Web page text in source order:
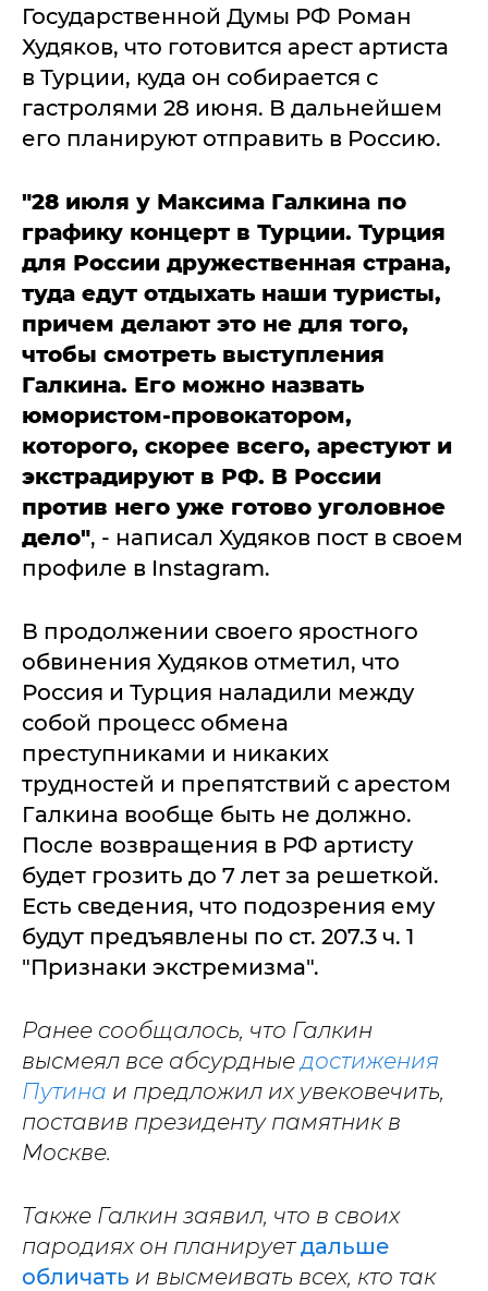
Государственной Думы РФ Роман
Худяков, что готовится арест артиста
в Турции, куда он собирается с
гастролями 28 июня. В дальнейшем
его планируют отправить в Россию.
"28 июля у Максима Галкина по
графику концерт в Турции. Турция
для России дружественная страна,
туда едут отдыхать наши туристы,
причем делают это не для того,
чтобы смотреть выступления
Галкина. Его можно назвать
юмористом-провокатором,
которого, скорее всего, арестуют и
экстрадируют в РФ. В России
против него уже готово уголовное
дело", - написал Худяков пост в своем
профиле в Instagram.
В продолжении своего яростного
обвинения Худяков отметил, что
Россия и Турция наладили между
собой процесс обмена
преступниками и никаких
трудностей и препятствий с арестом
Галкина вообще быть не должно.
После возвращения в РФ артисту
будет грозить до 7 лет за решеткой.
Есть сведения, что подозрения ему
будут предъявлены по ст. 207.3 ч. 1
"Признаки экстремизма".
Ранее сообщалось, что Галкин
высмеял все абсурдныедостижения
Путина и предложил их увековечить,
поставив президенту памятник в
Москве.
Также Галкин заявил, что в своих
пародиях он планируетдальше
обличать и высмеивать всех, кто так